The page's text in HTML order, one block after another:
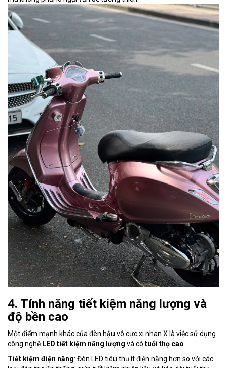
4. Tính năng tiết kiệm năng lượng và
độ bền cao
Một điểm mạnh khác của đèn hậu vô cực xi nhan X là việc sử dụng
công nghệ LED tiết kiệm năng lượng và có tuổi thọ cao
Tiết kiệm điện năng: Đèn LED tiêu thụ ít điện năng hơn so với các